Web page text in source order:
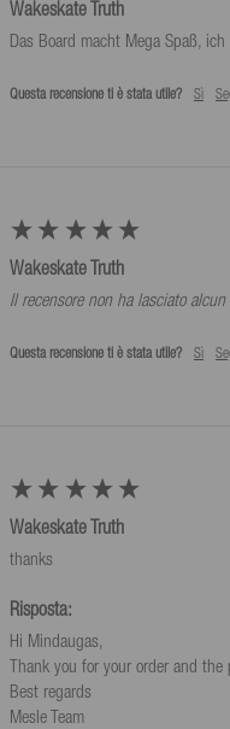
Wakeskate Truth
Das Board macht Mega Spaß,
Questa recensione ti è stata utile? Sì
Wakeskate Truth
Il recensore non ha lasciato alcun
Questa recensione ti è stata utile? Sì
Wakeskate Truth
thanks
Risposta:
Hi Mindaugas,
Thank you for your order and
Best regards
Mesle Team